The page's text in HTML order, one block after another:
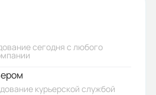
сегодня с любого
курьерской службой